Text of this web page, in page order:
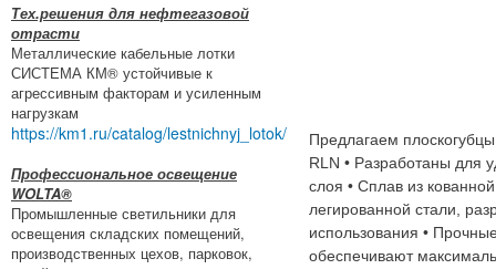
Тех.решения для нефтегазовой
отрасти
Металлические кабельные лотки
СИСТЕМА КМ® устойчивые к
агрессивным факторам и усиленным
нагрузкам
https://km1.ru/catalog/lestnichnyj_lotok/
Профессиональное освещение
WOLTA®
Промышленные светильники для
освещения складских помещений,
производственных цехов, парковок,
Предлагаем
RLN • Разработаны для
слоя • Сплав из
легированной стали,
использования •
обеспечивают